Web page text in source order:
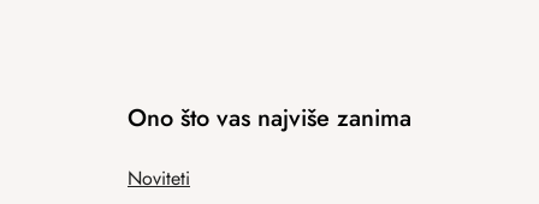
Ono što vas najviše zanima
Noviteti